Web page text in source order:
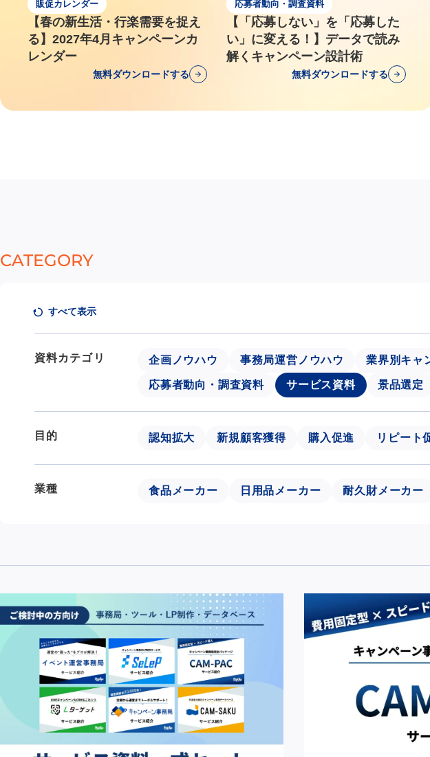
販促カレンダー
【春の新生活・行楽需要を捉え
る】2027年4月キャンペーンカ
レンダー
無料ダウンロードする
応募者動向・調査資料
【「応募しない」を「応募した
い」に変える！】データで読み
解くキャンペーン設計術
無料ダウンロードする
CATEGORY
すべて表示
資料カテゴリ 企画ノウハウ 事務局運営ノウハウ 業界別キャ
応募者動向・調査資料 サービス資料 景品選定
目的 認知拡大 新規顧客獲得 購入促進 リピート
業種 食品メーカー 日用品メーカー 耐久財メーカー